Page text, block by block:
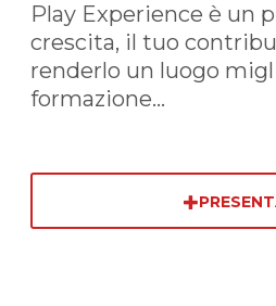
Play Experience è un
crescita, il tuo
renderlo un luogo
formazione...